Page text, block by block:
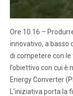
Ore 10.16 –
innovativo, a basso
di competere con
l’obiettivo con cui
Energy Converter
L’iniziativa porta la